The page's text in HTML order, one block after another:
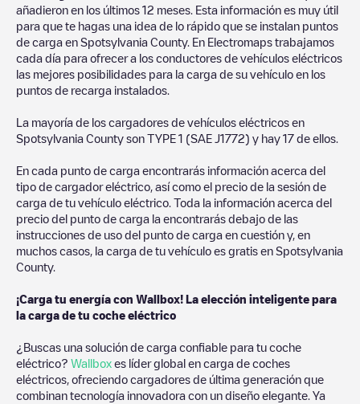
añadieron en los últimos 12 meses. Esta información es muy útil
para que te hagas una idea de lo rápido que se instalan puntos
de carga en Spotsylvania County. En Electromaps trabajamos
cada día para ofrecer a los conductores de vehículos eléctricos
las mejores posibilidades para la carga de su vehículo en los
puntos de recarga instalados.
La mayoría de los cargadores de vehículos eléctricos en
Spotsylvania County son TYPE 1 (SAE J1772) y hay 17 de ellos.
En cada punto de carga encontrarás información acerca del
tipo de cargador eléctrico, así como el precio de la sesión de
carga de tu vehículo eléctrico. Toda la información acerca del
precio del punto de carga la encontrarás debajo de las
instrucciones de uso del punto de carga en cuestión y, en
muchos casos, la carga de tu vehículo es gratis en Spotsylvania
County.
¡Carga tu energía con Wallbox! La elección inteligente para
la carga de tu coche eléctrico
¿Buscas una solución de carga confiable para tu coche
eléctrico? Wallbox es líder global en carga de coches
eléctricos, ofreciendo cargadores de última generación que
combinan tecnología innovadora con un diseño elegante. Ya